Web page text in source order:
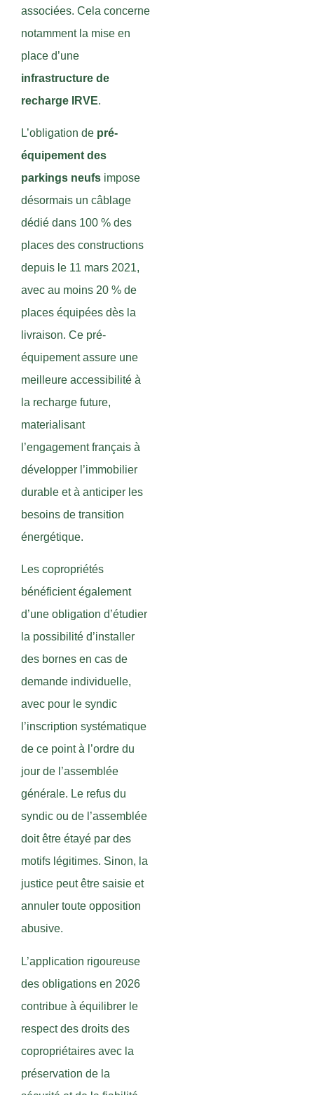
associées. Cela concerne
notamment la mise en
place d’une
infrastructure de
recharge IRVE.
L’obligation de pré-
équipement des
parkings neufs impose
désormais un câblage
dédié dans 100 % des
places des constructions
depuis le 11 mars 2021,
avec au moins 20 % de
places équipées dès la
livraison. Ce pré-
équipement assure une
meilleure accessibilité à
la recharge future,
materialisant
l’engagement français à
développer l’immobilier
durable et à anticiper les
besoins de transition
énergétique.
Les copropriétés
bénéficient également
d’une obligation d’étudier
la possibilité d’installer
des bornes en cas de
demande individuelle,
avec pour le syndic
l’inscription systématique
de ce point à l’ordre du
jour de l’assemblée
générale. Le refus du
syndic ou de l’assemblée
doit être étayé par des
motifs légitimes. Sinon, la
justice peut être saisie et
annuler toute opposition
abusive.
L’application rigoureuse
des obligations en 2026
contribue à équilibrer le
respect des droits des
copropriétaires avec la
préservation de la